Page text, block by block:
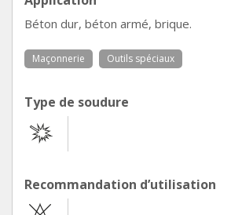
Béton dur, béton armé, brique.
Maçonnerie Outils spéciaux
Type de soudure
Recommandation d’utilisation